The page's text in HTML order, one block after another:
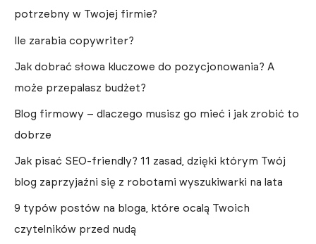
potrzebny w Twojej firmie?
Ile zarabia copywriter?
Jak dobrać słowa kluczowe do pozycjonowania? A
może przepalasz budżet?
Blog firmowy – dlaczego musisz go mieć i jak zrobić to
dobrze
Jak pisać SEO-friendly? 11 zasad, dzięki którym Twój
blog zaprzyjaźni się z robotami wyszukiwarki na lata
9 typów postów na bloga, które ocalą Twoich
czytelników przed nudą